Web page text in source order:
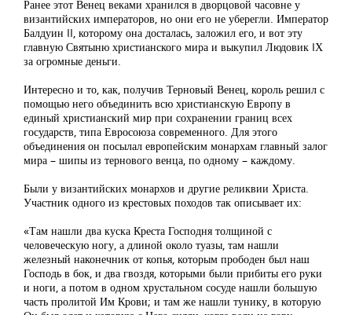
Ранее этот Венец веками хранился в дворцовой часовне у
византийских императоров, но они его не уберегли. Император
Балдуин II, которому она досталась, заложил его, и вот эту
главную Святыню христианского мира и выкупил Людовик IХ
за огромные деньги.
Интересно и то, как, получив Терновый Венец, король решил с
помощью него объединить всю христианскую Европу в
единый христианский мир при сохранении границ всех
государств, типа Евросоюза современного. Для этого
объединения он посылал европейским монархам главный залог
мира – шипы из тернового венца, по одному – каждому.
Были у византийских монархов и другие реликвии Христа.
Участник одного из крестовых походов так описывает их:
«Там нашли два куска Креста Господня толщиной с
человеческую ногу, а длиной около туазы, там нашли
железный наконечник от копья, которым прободен был наш
Господь в бок, и два гвоздя, которыми были прибиты его руки
и ноги, а потом в одном хрустальном сосуде нашли большую
часть пролитой Им Крови; и там же нашли тунику, в которую